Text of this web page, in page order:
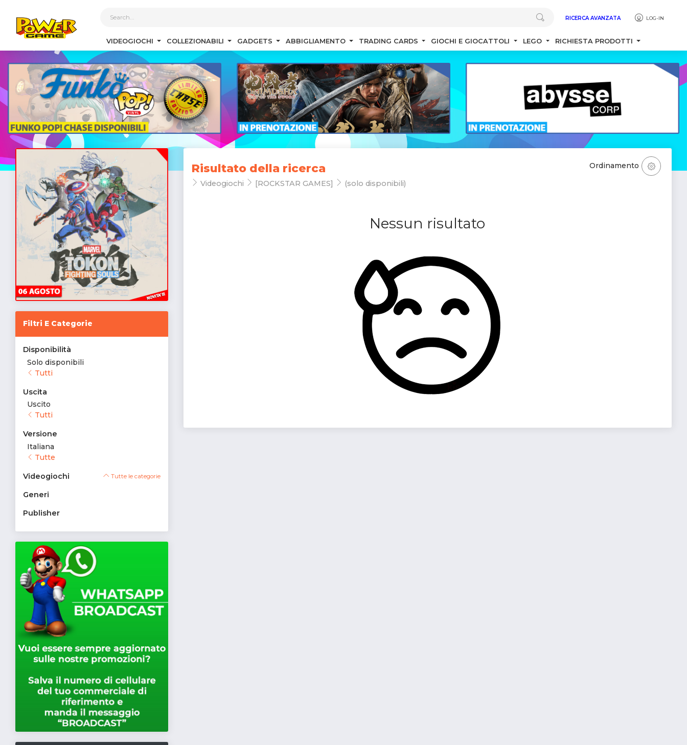
RICERCA AVANZATA LOG-IN
VIDEOGIOCHI COLLEZIONABILI GADGETS ABBIGLIAMENTO TRADING CARDS GIOCHI E GIOCATTOLI LEGO RICHIESTA PRODOTTI
Filtri E Categorie
Disponibilità
Solo disponibili
Tutti
Uscita
Uscito
Tutti
Versione
Italiana
Tutte
Videogiochi Tutte le categorie
Generi
Publisher
Risultato della ricerca
Videogiochi [ROCKSTAR GAMES] (solo disponibili)
Nessun risultato
Ordinamento